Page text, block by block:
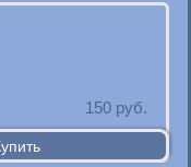
150 руб.